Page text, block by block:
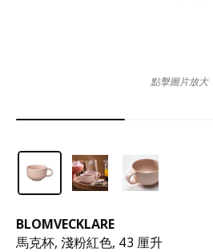
BLOMVECKLARE
馬克杯, 淺粉紅色, 43 厘升
點擊圖片放大